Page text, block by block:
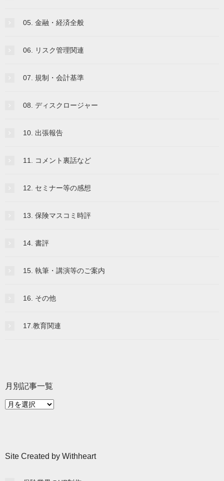
05. 金融・経済全般
06. リスク管理関連
07. 規制・会計基準
08. ディスクロージャー
10. 出張報告
11. コメント裏話など
12. セミナー等の感想
13. 保険マスコミ時評
14. 書評
15. 執筆・講演等のご案内
16. その他
17.教育関連
月別記事一覧
月
覧
Site Created by Withheart